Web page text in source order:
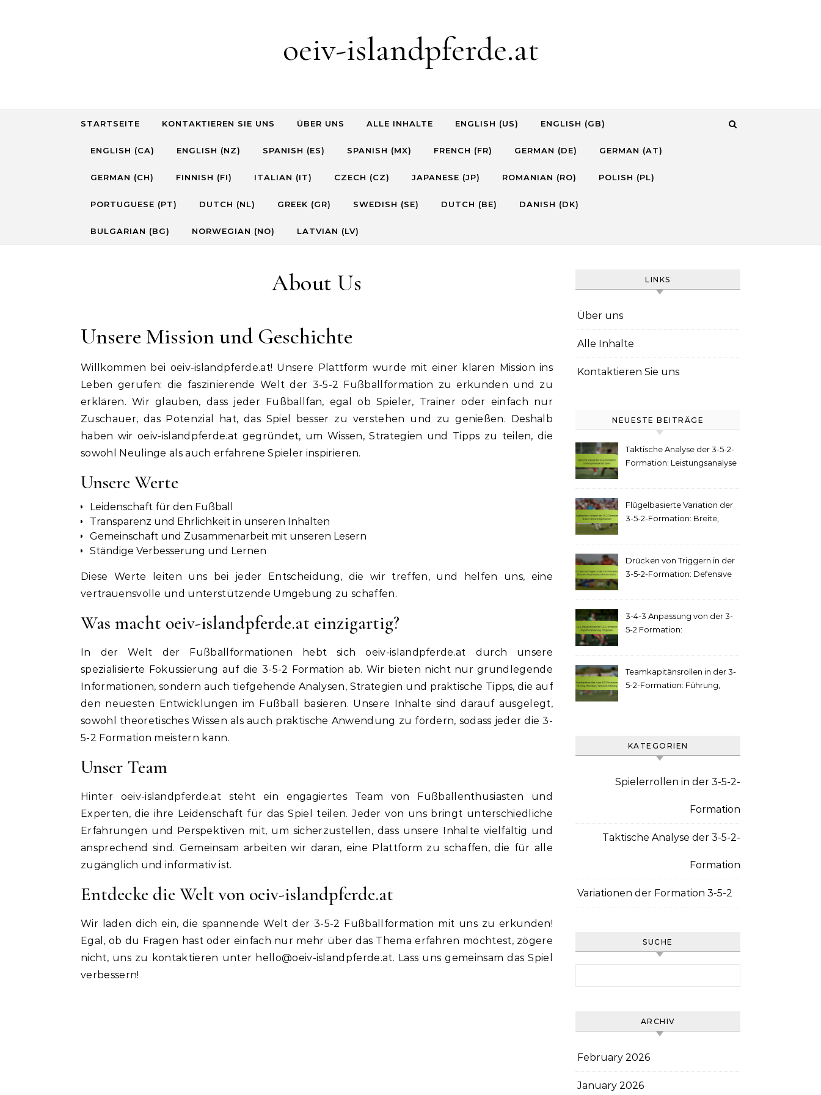
oeiv-islandpferde.at
STARTSEITE KONTAKTIEREN SIE UNS ÜBER UNS ALLE INHALTE ENGLISH (US) ENGLISH (GB)
ENGLISH (CA) ENGLISH (NZ) SPANISH (ES) SPANISH (MX) FRENCH (FR) GERMAN (DE) GERMAN (AT)
GERMAN (CH) FINNISH (FI) ITALIAN (IT) CZECH (CZ) JAPANESE (JP) ROMANIAN (RO) POLISH (PL)
PORTUGUESE (PT) DUTCH (NL) GREEK (GR) SWEDISH (SE) DUTCH (BE) DANISH (DK)
BULGARIAN (BG) NORWEGIAN (NO) LATVIAN (LV)
About Us
Unsere Mission und Geschichte
Willkommen bei oeiv-islandpferde.at! Unsere Plattform wurde mit einer klaren Mission ins
Leben gerufen: die faszinierende Welt der 3-5-2 Fußballformation zu erkunden und zu
erklären. Wir glauben, dass jeder Fußballfan, egal ob Spieler, Trainer oder einfach nur
Zuschauer, das Potenzial hat, das Spiel besser zu verstehen und zu genießen. Deshalb
haben wir oeiv-islandpferde.at gegründet, um Wissen, Strategien und Tipps zu teilen, die
sowohl Neulinge als auch erfahrene Spieler inspirieren.
Unsere Werte
Leidenschaft für den Fußball
Transparenz und Ehrlichkeit in unseren Inhalten
Gemeinschaft und Zusammenarbeit mit unseren Lesern
Ständige Verbesserung und Lernen
Diese Werte leiten uns bei jeder Entscheidung, die wir treffen, und helfen uns, eine
vertrauensvolle und unterstützende Umgebung zu schaffen.
Was macht oeiv-islandpferde.at einzigartig?
In der Welt der Fußballformationen hebt sich oeiv-islandpferde.at durch unsere
spezialisierte Fokussierung auf die 3-5-2 Formation ab. Wir bieten nicht nur grundlegende
Informationen, sondern auch tiefgehende Analysen, Strategien und praktische Tipps, die auf
den neuesten Entwicklungen im Fußball basieren. Unsere Inhalte sind darauf ausgelegt,
sowohl theoretisches Wissen als auch praktische Anwendung zu fördern, sodass jeder die 3-
5-2 Formation meistern kann.
Unser Team
Hinter oeiv-islandpferde.at steht ein engagiertes Team von Fußballenthusiasten und
Experten, die ihre Leidenschaft für das Spiel teilen. Jeder von uns bringt unterschiedliche
Erfahrungen und Perspektiven mit, um sicherzustellen, dass unsere Inhalte vielfältig und
ansprechend sind. Gemeinsam arbeiten wir daran, eine Plattform zu schaffen, die für alle
zugänglich und informativ ist.
Entdecke die Welt von oeiv-islandpferde.at
Wir laden dich ein, die spannende Welt der 3-5-2 Fußballformation mit uns zu erkunden!
Egal, ob du Fragen hast oder einfach nur mehr über das Thema erfahren möchtest, zögere
nicht, uns zu kontaktieren unter hello@oeiv-islandpferde.at. Lass uns gemeinsam das Spiel
verbessern!
LINKS
Über uns
Alle Inhalte
Kontaktieren Sie uns
NEUESTE BEITRÄGE
Taktische Analyse der 3-5-2-
Formation: Leistungsanalyse
Flügelbasierte Variation der
3-5-2-Formation: Breite,
Drücken von Triggern in der
3-5-2-Formation: Defensive
3-4-3 Anpassung von der 3-
5-2 Formation:
Teamkapitänsrollen in der 3-
5-2-Formation: Führung,
KATEGORIEN
Spielerrollen in der 3-5-2-
Formation
Taktische Analyse der 3-5-2-
Formation
Variationen der Formation 3-5-2
SUCHE
ARCHIV
February 2026
January 2026